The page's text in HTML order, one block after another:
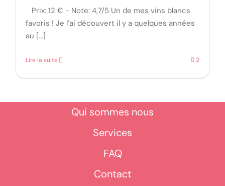
Prix: 12 € - Note: 4,7/5 Un de mes vins blancs
favoris ! Je l’ai découvert il y a quelques années
au [...]
Lire la suite 2
Qui sommes nous
Services
FAQ
Contact